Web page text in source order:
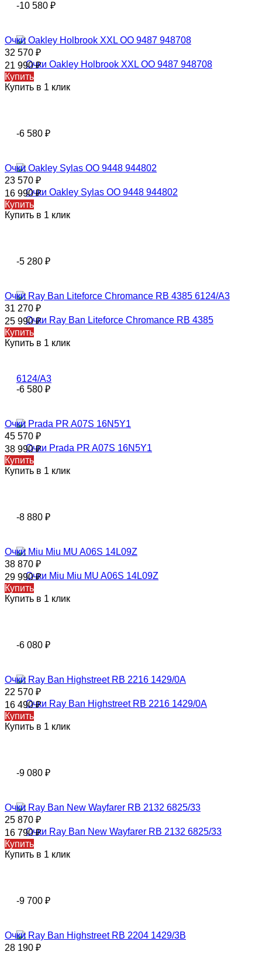
-10 580 ₽
Очки Oakley Holbrook XXL OO 9487 948708
32 570 ₽
21 990₽
Купить
Купить в 1 клик
-6 580 ₽
Очки Oakley Sylas OO 9448 944802
23 570 ₽
16 990₽
Купить
Купить в 1 клик
-5 280 ₽
Очки Ray Ban Liteforce Chromance RB 4385 6124/A3
31 270 ₽
25 990₽
Купить
Купить в 1 клик
-6 580 ₽
Очки Prada PR A07S 16N5Y1
45 570 ₽
38 990₽
Купить
Купить в 1 клик
-8 880 ₽
Очки Miu Miu MU A06S 14L09Z
38 870 ₽
29 990₽
Купить
Купить в 1 клик
-6 080 ₽
Очки Ray Ban Highstreet RB 2216 1429/0A
22 570 ₽
16 490₽
Купить
Купить в 1 клик
-9 080 ₽
Очки Ray Ban New Wayfarer RB 2132 6825/33
25 870 ₽
16 790₽
Купить
Купить в 1 клик
-9 700 ₽
Очки Ray Ban Highstreet RB 2204 1429/3B
28 190 ₽